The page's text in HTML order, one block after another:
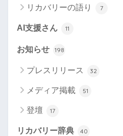
リカバリーの語り 7
AI支援さん 11
お知らせ 198
プレスリリース 32
メディア掲載 51
登壇 17
リカバリー辞典 40